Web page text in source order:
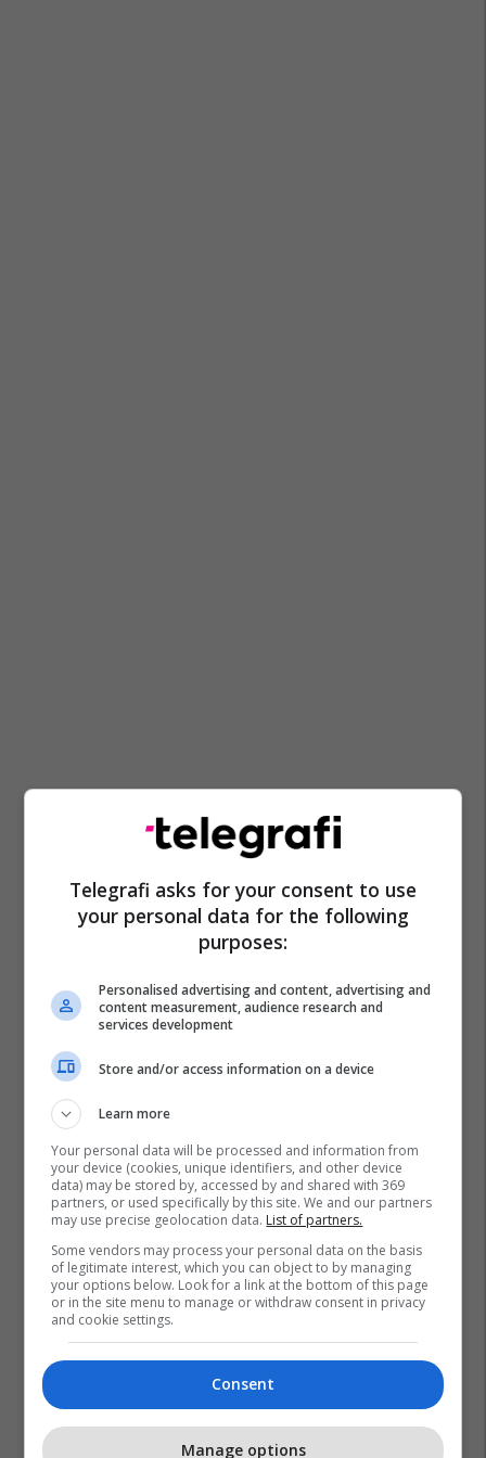
India Mukesh Ambani Anant Ambani Video
Telegrafi asks for your consent to use
your personal data for the following
purposes:
Personalised advertising and content, advertising and
content measurement, audience research and
services development
Store and/or access information on a device
Learn more
Your personal data will be processed and information from
your device (cookies, unique identifiers, and other device
data) may be stored by, accessed by and shared with 369
partners, or used specifically by this site. We and our partners
may use precise geolocation data. List of partners.
Some vendors may process your personal data on the basis
of legitimate interest, which you can object to by managing
your options below. Look for a link at the bottom of this page
or in the site menu to manage or withdraw consent in privacy
and cookie settings.
Consent
Manage options